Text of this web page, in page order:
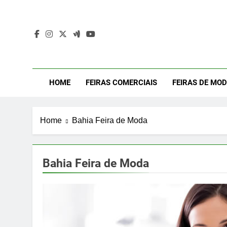
HOME FEIRAS COMERCIAIS FEIRAS DE
Home Bahia Feira de Moda
Bahia Feira de Moda